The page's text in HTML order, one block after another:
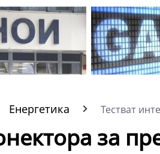
Енергетика Тестват
за